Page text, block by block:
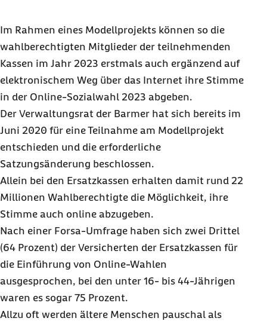
Im Rahmen eines Modellprojekts können so die
wahlberechtigten Mitglieder der teilnehmenden
Kassen im Jahr 2023 erstmals auch ergänzend auf
elektronischem Weg über das Internet ihre Stimme
in der Online-Sozialwahl 2023 abgeben.
Der Verwaltungsrat der Barmer hat sich bereits im
Juni 2020 für eine Teilnahme am Modellprojekt
entschieden und die erforderliche
Satzungsänderung beschlossen.
Allein bei den Ersatzkassen erhalten damit rund 22
Millionen Wahlberechtigte die Möglichkeit, ihre
Stimme auch online abzugeben.
Nach einer Forsa-Umfrage haben sich zwei Drittel
(64 Prozent) der Versicherten der Ersatzkassen für
die Einführung von Online-Wahlen
ausgesprochen, bei den unter 16- bis 44-Jährigen
waren es sogar 75 Prozent.
Allzu oft werden ältere Menschen pauschal als